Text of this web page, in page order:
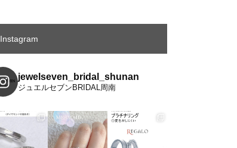
Instagram
jewelseven_bridal_shunan
ジュエルセブンBRIDAL周南